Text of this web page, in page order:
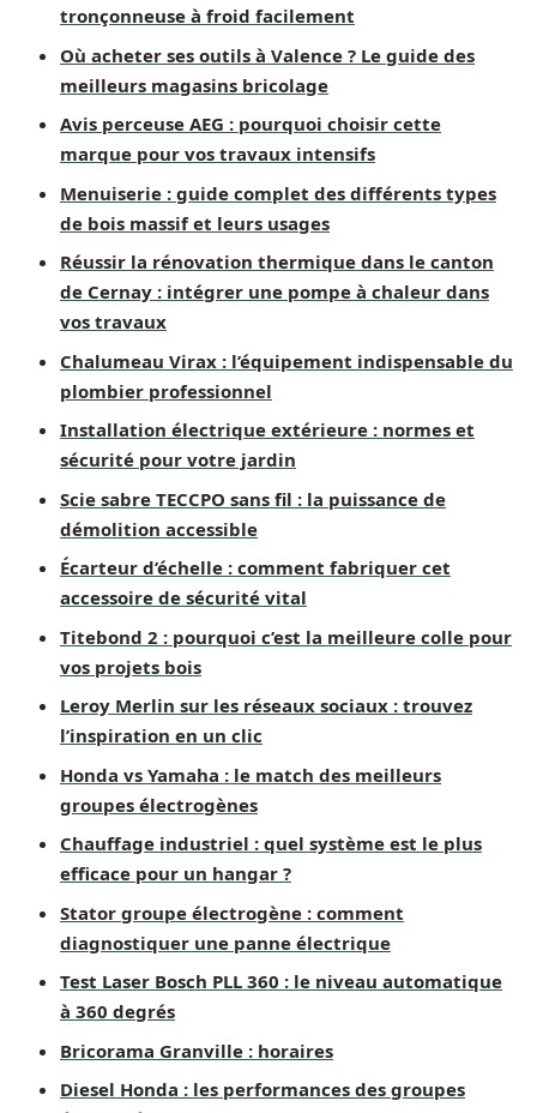
tronçonneuse à froid facilement
Où acheter ses outils à Valence ? Le guide des
meilleurs magasins bricolage
Avis perceuse AEG : pourquoi choisir cette
marque pour vos travaux intensifs
Menuiserie : guide complet des différents types
de bois massif et leurs usages
Réussir la rénovation thermique dans le canton
de Cernay : intégrer une pompe à chaleur dans
vos travaux
Chalumeau Virax : l’équipement indispensable du
plombier professionnel
Installation électrique extérieure : normes et
sécurité pour votre jardin
Scie sabre TECCPO sans fil : la puissance de
démolition accessible
Écarteur d’échelle : comment fabriquer cet
accessoire de sécurité vital
Titebond 2 : pourquoi c’est la meilleure colle pour
vos projets bois
Leroy Merlin sur les réseaux sociaux : trouvez
l’inspiration en un clic
Honda vs Yamaha : le match des meilleurs
groupes électrogènes
Chauffage industriel : quel système est le plus
efficace pour un hangar ?
Stator groupe électrogène : comment
diagnostiquer une panne électrique
Test Laser Bosch PLL 360 : le niveau automatique
à 360 degrés
Bricorama Granville : horaires
Diesel Honda : les performances des groupes